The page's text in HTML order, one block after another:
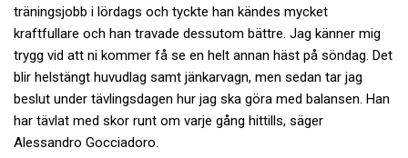
träningsjobb i lördags och tyckte han kändes mycket
kraftfullare och han travade dessutom bättre. Jag känner mig
trygg vid att ni kommer få se en helt annan häst på söndag. Det
blir helstängt huvudlag samt jänkarvagn, men sedan tar jag
beslut under tävlingsdagen hur jag ska göra med balansen. Han
har tävlat med skor runt om varje gång hittills, säger
Alessandro Gocciadoro.